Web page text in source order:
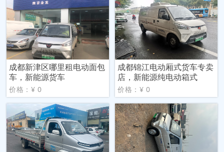
成都新津区哪里租电动面包
车，新能源货车
价格：¥ 0
成都锦江电动厢式货车专卖
店，新能源纯电动箱式
价格：¥ 0